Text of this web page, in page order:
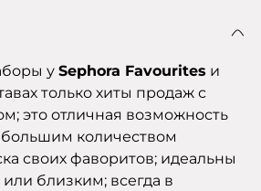
у Sephora Favourites и
только хиты продаж с
это отличная возможность
большим количеством
своих фаворитов; идеальны
близким; всегда в